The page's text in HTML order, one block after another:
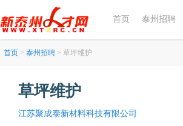
首页 泰州招聘
首页 > 泰州招聘 > 草坪维护
草坪维护
江苏聚成泰新材料科技有限公司